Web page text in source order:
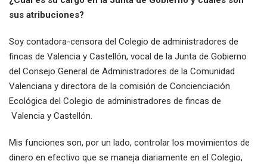
sus atribuciones?
Soy contadora-censora del Colegio de administradores de
fincas de Valencia y Castellón, vocal de la Junta de Gobierno
del Consejo General de Administradores de la Comunidad
Valenciana y directora de la comisión de Concienciación
Ecológica del Colegio de administradores de fincas de
Valencia y Castellón.
Mis funciones son, por un lado, controlar los movimientos de
dinero en efectivo que se maneja diariamente en el Colegio,